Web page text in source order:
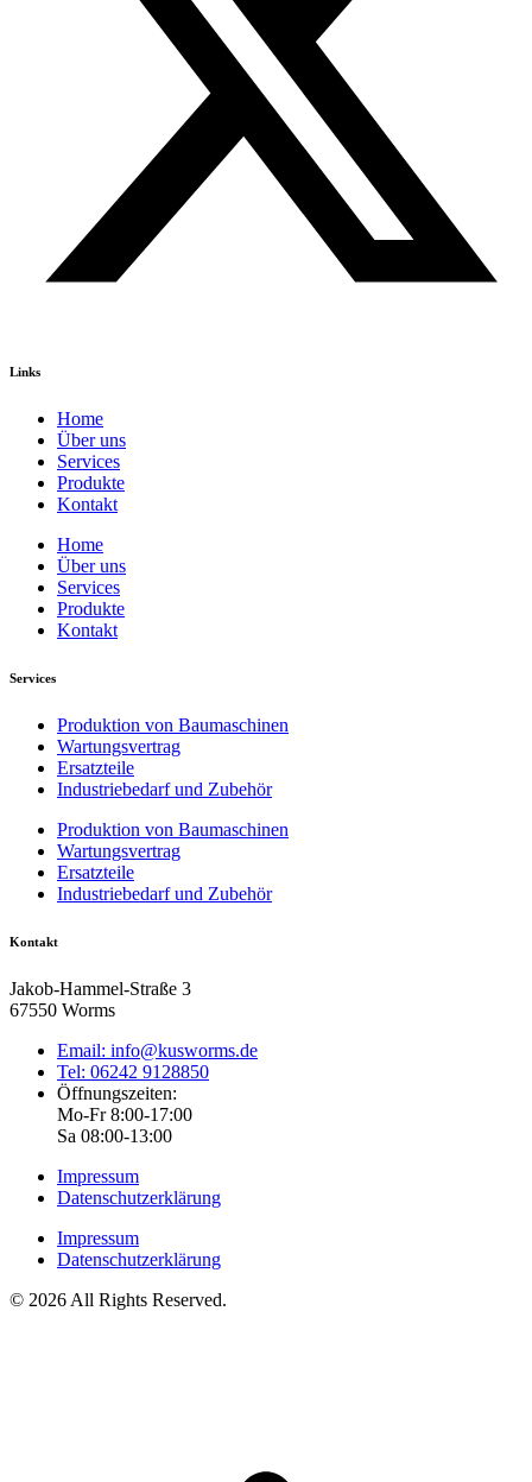
Links
Home
Über uns
Services
Produkte
Kontakt
Home
Über uns
Services
Produkte
Kontakt
Services
Produktion von Baumaschinen
Wartungsvertrag
Ersatzteile
Industriebedarf und Zubehör
Produktion von Baumaschinen
Wartungsvertrag
Ersatzteile
Industriebedarf und Zubehör
Kontakt
Jakob-Hammel-Straße 3
67550 Worms
Email: info@kusworms.de
Tel: 06242 9128850
Öffnungszeiten:
Mo-Fr 8:00-17:00
Sa 08:00-13:00
Impressum
Datenschutzerklärung
Impressum
Datenschutzerklärung
© 2026 All Rights Reserved.